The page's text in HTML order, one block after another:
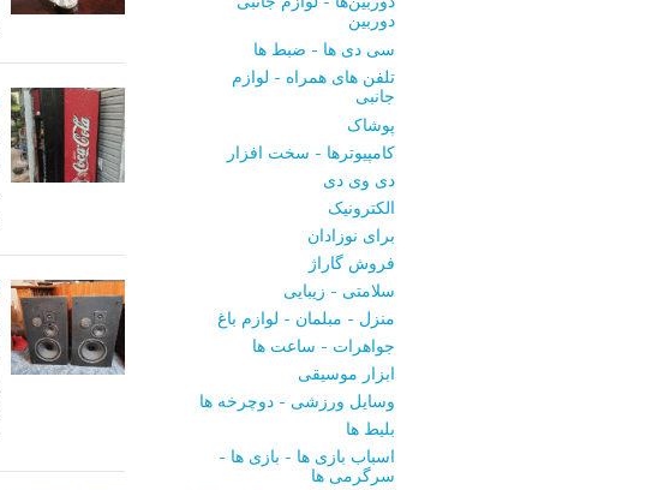
دوربین
سی ‌دی ‌ها - ضبط‌ ها
تلفن ‌های همراه - لوازم
جانبی
پوشاک
کامپیوترها - سخت ‌افزار
دی ‌وی ‌دی
الکترونیک
برای نوزادان
فروش گاراژ
سلامتی - زیبایی
منزل - مبلمان - لوازم باغ
جواهرات - ساعت ‌ها
ابزار موسیقی
وسایل ورزشی - دوچرخه ‌ها
بلیط‌ ها
اسباب‌ بازی ها - بازی ها -
سرگرمی ‌ها